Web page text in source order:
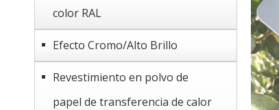
color RAL
Efecto Cromo/Alto Brillo
Revestimiento en polvo de
papel de transferencia de calor